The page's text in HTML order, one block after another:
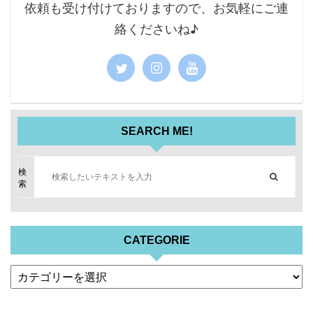
依頼も受け付けておりますので、お気軽にご連
絡くださいね♪
SEARCH ME!
検
索
CATEGORIE